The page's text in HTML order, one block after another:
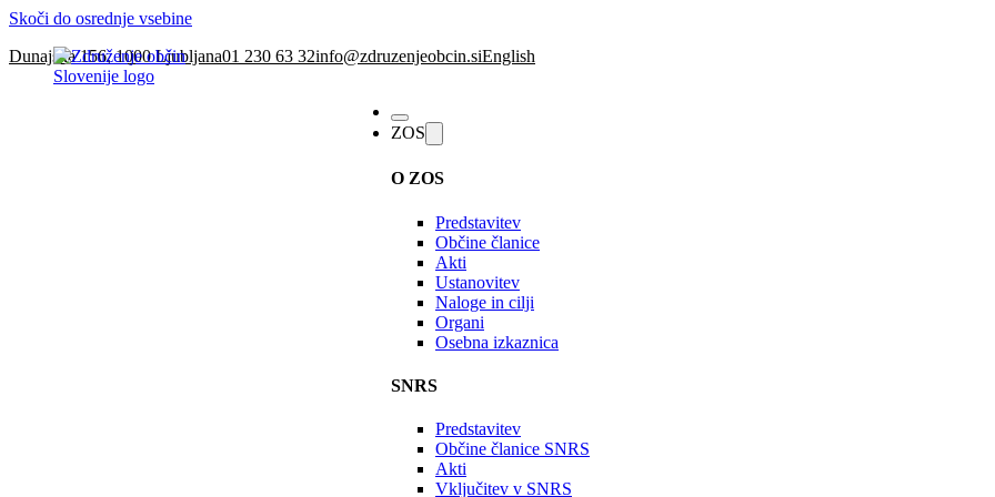
Skoči do osrednje vsebine
Dunajska 156, 1000 Ljubljana01 230 63 32info@zdruzenjeobcin.siEnglish
ZOS
O ZOS
Predstavitev
Občine članice
Akti
Ustanovitev
Naloge in cilji
Organi
Osebna izkaznica
SNRS
Predstavitev
Občine članice SNRS
Akti
Vključitev v SNRS